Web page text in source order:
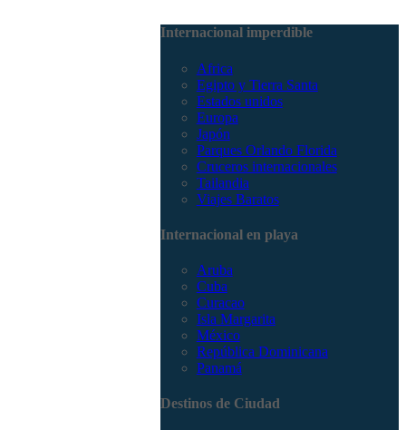
Internacional imperdible
Africa
Egipto y Tierra Santa
Estados unidos
Europa
Japón
Parques Orlando Florida
Cruceros internacionales
Tailandia
Viajes Baratos
Internacional en playa
Aruba
Cuba
Curacao
Isla Margarita
México
República Dominicana
Panamá
Destinos de Ciudad